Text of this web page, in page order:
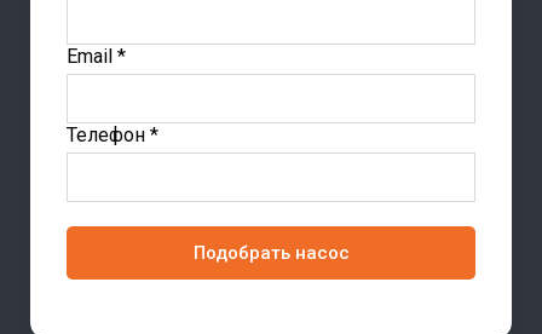
Email *
Телефон *
Подобрать насос